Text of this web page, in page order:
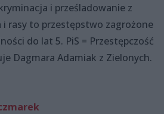
i prześladowanie z
rasy to przestępstwo zagrożone
do lat 5. PiS = Przestępczość
Dagmara Adamiak z Zielonych.